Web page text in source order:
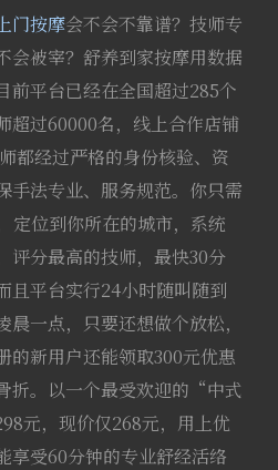
上门按摩会不会不靠谱？技师专
会被宰？舒养到家按摩用数据
前平台已经在全国超过285个
超过60000名，线上合作店铺
都经过严格的身份核验、资
手法专业、服务规范。你只需
定位到你所在的城市，系统
评分最高的技师，最快30分
且平台实行24小时随叫随到
一点，只要还想做个放松，
的新用户还能领取300元优惠
折。以一个最受欢迎的“中式
元，现价仅268元，用上优
享受60分钟的专业舒经活络